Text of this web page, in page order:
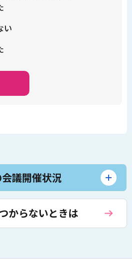
い
議開催状況
からないときは